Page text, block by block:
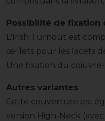
Possibilité de fixation
L'Irish Turnout est
œillets pour les lacets
Une fixation du
Autres variantes
Cette couverture est
version High-Neck